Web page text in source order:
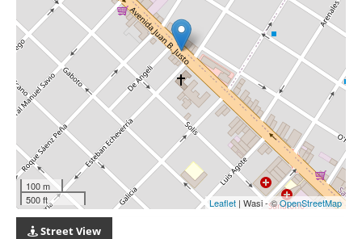
100 m
500 ft
Leaflet | Wasi - ©OpenStreetMap
Street View